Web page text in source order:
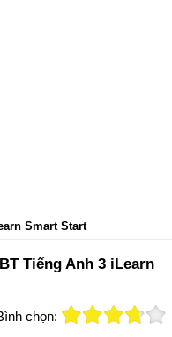
Smart Start
Tiếng Anh 3 iLearn
chọn: